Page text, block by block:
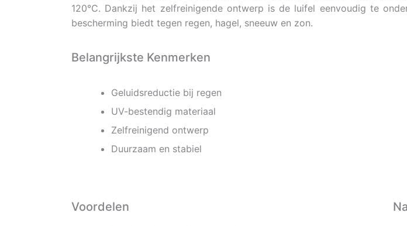
120°C. Dankzij het zelfreinigende ontwerp is de luifel eenvoudig te
bescherming biedt tegen regen, hagel, sneeuw en zon.
Belangrijkste Kenmerken
Geluidsreductie bij regen
UV-bestendig materiaal
Zelfreinigend ontwerp
Duurzaam en stabiel
Voordelen